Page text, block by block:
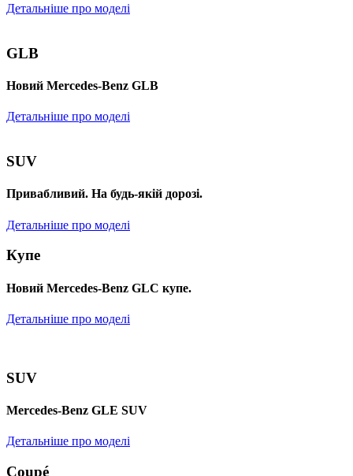
Детальніше про моделі
GLB
Новий Mercedes-Benz GLB
Детальніше про моделі
SUV
Привабливий. На будь-якій дорозі.
Детальніше про моделі
Купе
Новий Mercedes-Benz GLС купе.
Детальніше про моделі
SUV
Mercedes-Benz GLE SUV
Детальніше про моделі
Coupé